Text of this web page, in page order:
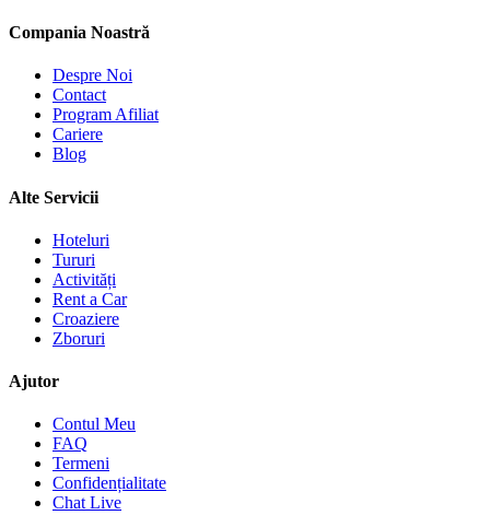
Compania Noastră
Despre Noi
Contact
Program Afiliat
Cariere
Blog
Alte Servicii
Hoteluri
Tururi
Activități
Rent a Car
Croaziere
Zboruri
Ajutor
Contul Meu
FAQ
Termeni
Confidențialitate
Chat Live